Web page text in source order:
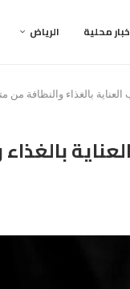
محلية الرياض
بالغذاء والنظافة من